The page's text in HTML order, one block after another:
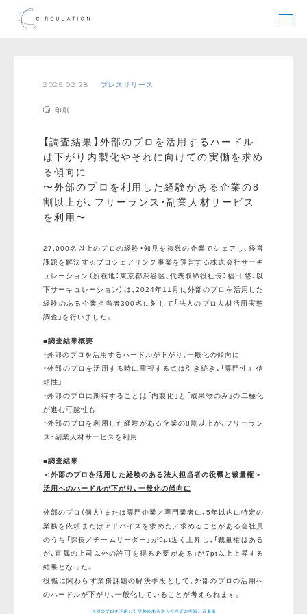
2025.02.28 プレスリリース
印刷
【調査結果】外部のプロを活用するハードル
は下がり内製化やそれに向けての実働を求め
る傾向に
〜外部のプロを利用した経験がある企業の8
割以上が、フリーランス・副業人材サービス
を利用〜
27,000名以上のプロの経験・知見を複数の企業でシェアし、経営
課題を解決するプロシェアリング事業を運営する株式会社サーキ
ュレーション（所在地：東京都渋谷区、代表取締役社長：福田 悠、以
下サーキュレーション）は、2024年11月に外部のプロを活用した
経験のある企業担当者300名に対して「法人のプロ人材活用実態
調査」を行いました。
■調査結果概要
・外部のプロを活用するハードルが下がり、一般化の傾向に
・外部のプロを活用する時に重視する点は引き続き、「専門性」「信
頼性」
・外部のプロに期待することは「内製化」と「成果物のみ」の二極化
が進む可能性も
・外部のプロを利用した経験がある企業の8割以上が、フリーラン
ス・副業人材サービスを利用
■調査結果
＜外部のプロを活用した経験のある法人担当者の役職と裁量権＞
活用へのハードルが下がり、一般化の傾向に
外部のプロ（個人）または専門企業／専門業者に、5年以内に特定の
業務を依頼またはアドバイスを求めた／求めることがある会社員
のうち「課長／チームリーダー」が5pt近く上昇し、「裁量権はある
が、直属の上司以外の許可を得る必要がある」が7pt以上上昇する
結果となった。
役職に関わらず業務課題の解決手段として、外部のプロの活用へ
のハードルが下がり、一般化していることが考えられます。